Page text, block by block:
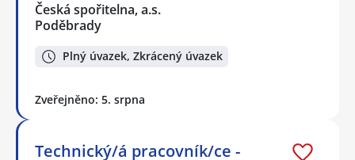
Česká spořitelna, a.s.
Poděbrady
Plný úvazek, Zkrácený úvazek
Zveřejněno: 5. srpna
Technický/á pracovník/ce -